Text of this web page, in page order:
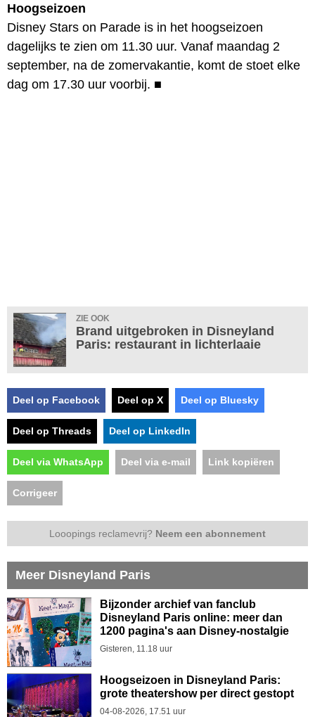
Hoogseizoen
Disney Stars on Parade is in het hoogseizoen
dagelijks te zien om 11.30 uur. Vanaf maandag 2
september, na de zomervakantie, komt de stoet elke
dag om 17.30 uur voorbij. ■
ZIE OOK
Brand uitgebroken in Disneyland
Paris: restaurant in lichterlaaie
Deel op Facebook Deel op X Deel op Bluesky
Deel op Threads Deel op LinkedIn
Deel via WhatsApp Deel via e-mail Link kopiëren
Corrigeer
Looopings reclamevrij? Neem een abonnement
Meer Disneyland Paris
Bijzonder archief van fanclub
Disneyland Paris online: meer dan
1200 pagina's aan Disney-nostalgie
Gisteren, 11.18 uur
Hoogseizoen in Disneyland Paris:
grote theatershow per direct gestopt
04-08-2026, 17.51 uur